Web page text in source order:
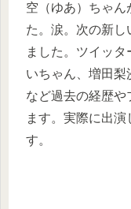
空（ゆあ）ちゃん
た。涙。次の新
ました。ツイッ
いちゃん、増田梨
など過去の経歴や
ます。実際に出
す。